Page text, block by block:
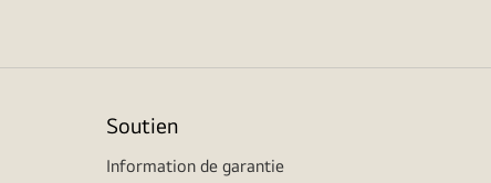
Soutien
Information de garantie